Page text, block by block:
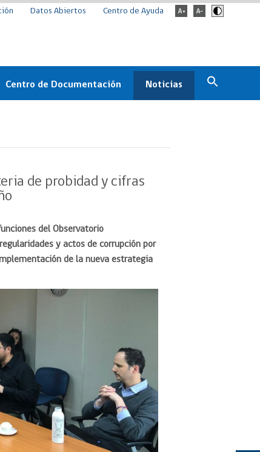
Datos Abiertos Centro de Ayuda
el
Centro de Documentación Noticias
Archivo de noticias
Boletines
ChileCompra
de probidad y cifras
del Observatorio
y actos de corrupción por
de la nueva estrategia